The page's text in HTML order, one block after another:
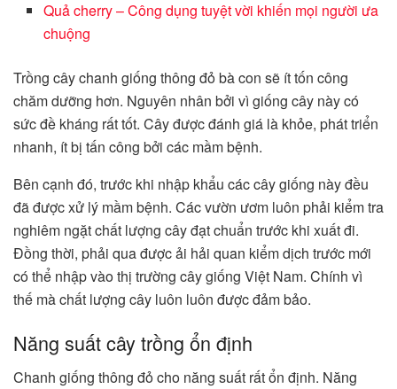
Quả cherry – Công dụng tuyệt vời khiến mọi người ưa
chuộng
Trồng cây chanh giống thông đỏ bà con sẽ ít tốn công
chăm dưỡng hơn. Nguyên nhân bởi vì giống cây này có
sức đề kháng rất tốt. Cây được đánh giá là khỏe, phát triển
nhanh, ít bị tấn công bởi các mầm bệnh.
Bên cạnh đó, trước khi nhập khẩu các cây giống này đều
đã được xử lý mầm bệnh. Các vườn ươm luôn phải kiểm tra
nghiêm ngặt chất lượng cây đạt chuẩn trước khi xuất đi.
Đồng thời, phải qua được ải hải quan kiểm dịch trước mới
có thể nhập vào thị trường cây giống Việt Nam. Chính vì
thế mà chất lượng cây luôn luôn được đảm bảo.
Năng suất cây trồng ổn định
Chanh giống thông đỏ cho năng suất rất ổn định. Năng